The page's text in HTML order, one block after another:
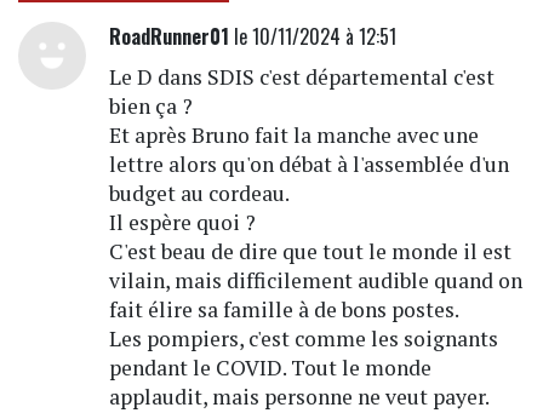
RoadRunner01 le 10/11/2024 à 12:51
Le D dans SDIS c'est départemental c'est
bien ça ?
Et après Bruno fait la manche avec une
lettre alors qu'on débat à l'assemblée d'un
budget au cordeau.
Il espère quoi ?
C'est beau de dire que tout le monde il est
vilain, mais difficilement audible quand on
fait élire sa famille à de bons postes.
Les pompiers, c'est comme les soignants
pendant le COVID. Tout le monde
applaudit, mais personne ne veut payer.